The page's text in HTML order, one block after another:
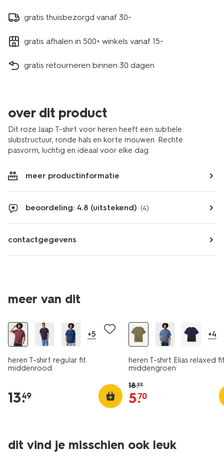
gratis thuisbezorgd vanaf 30.-
gratis afhalen in 500+ winkels vanaf 15.-
gratis retourneren binnen 30 dagen
over dit product
Dit roze Jaap T-shirt voor heren heeft een subtiele
slubstructuur, ronde hals en korte mouwen. Rechte
pasvorm, luchtig en ideaal voor elke dag.
meer productinformatie
beoordeling: 4.8 (uitstekend) (4)
contactgegevens
meer van dit
+5
heren T-shirt regular fit
middenrood
13.
49
+4
heren T-shirt Elias relaxed
middengroen
18.99
5.
70
dit vind je misschien ook leuk
essential sale